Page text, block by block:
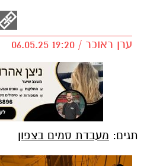
ערן ראוכר / 19:20 06.05.25
תגים: מעבדת סמים בצפון